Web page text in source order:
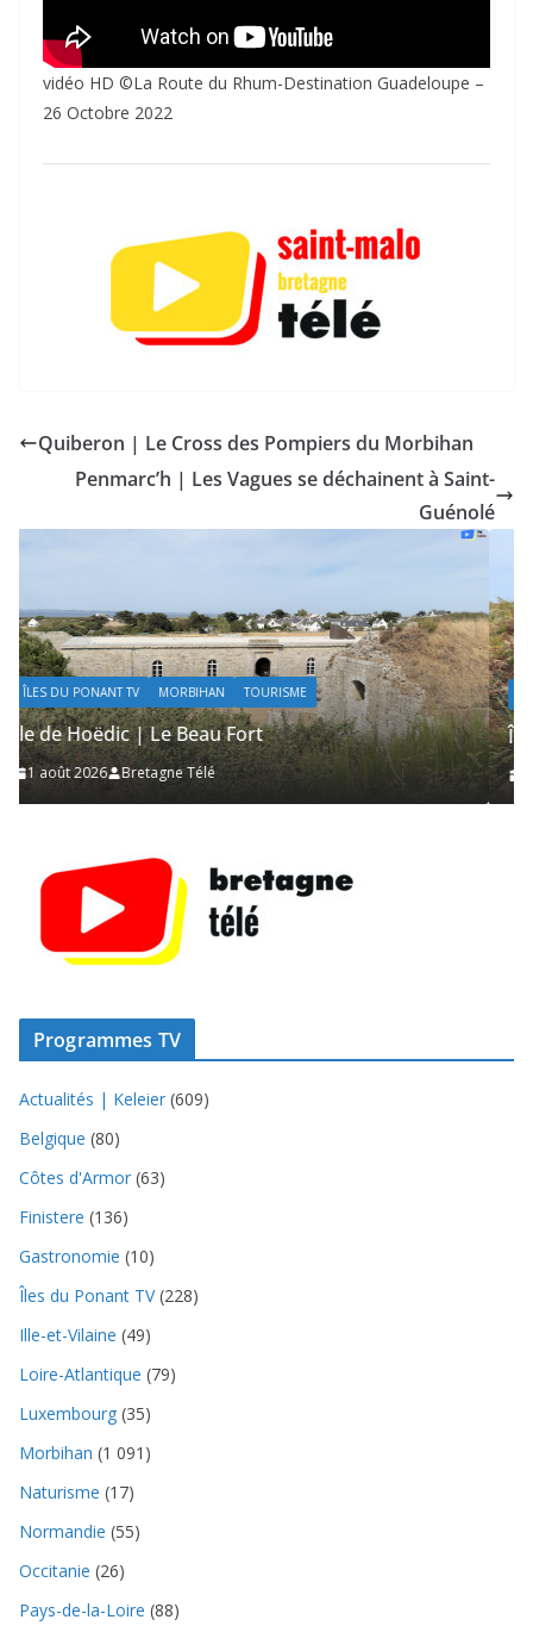
vidéo HD ©La Route du Rhum-Destination Guadeloupe –
26 Octobre 2022
Quiberon | Le Cross des Pompiers du Morbihan
Penmarc’h | Les Vagues se déchainent à Saint-
Guénolé
ÎLES DU PONANT TV MORBIHAN TOURISME
Île de Hoëdic | Les Secrets de la Lande
1 août 2026 Bretagne Télé
Programmes TV
Actualités | Keleier (609)
Belgique (80)
Côtes d'Armor (63)
Finistere (136)
Gastronomie (10)
Îles du Ponant TV(228)
Ille-et-Vilaine (49)
Loire-Atlantique (79)
Luxembourg (35)
Morbihan (1 091)
Naturisme (17)
Normandie (55)
Occitanie (26)
Pays-de-la-Loire (88)